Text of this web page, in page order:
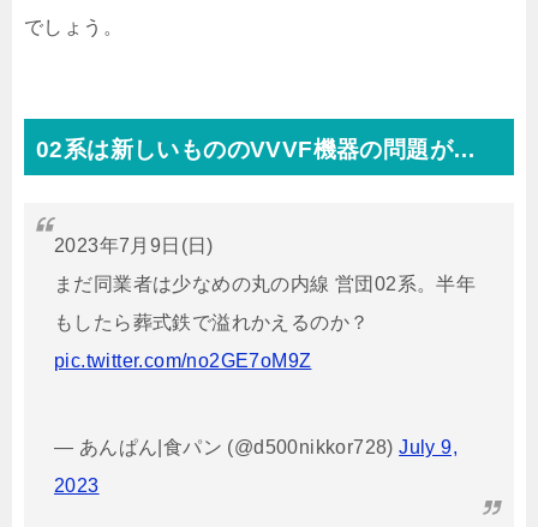
でしょう。
02系は新しいもののVVVF機器の問題が…
2023年7月9日(日)
まだ同業者は少なめの丸の内線 営団02系。半年
もしたら葬式鉄で溢れかえるのか？
pic.twitter.com/no2GE7oM9Z
— あんぱん|食パン (@d500nikkor728)July 9,
2023